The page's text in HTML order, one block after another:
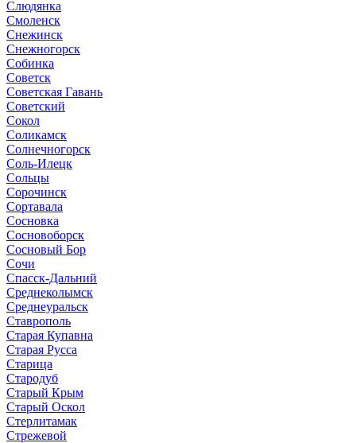
Слюдянка
Смоленск
Снежинск
Снежногорск
Собинка
Советск
Советская Гавань
Советский
Сокол
Соликамск
Солнечногорск
Соль-Илецк
Сольцы
Сорочинск
Сортавала
Сосновка
Сосновоборск
Сосновый Бор
Сочи
Спасск-Дальний
Среднеколымск
Среднеуральск
Ставрополь
Старая Купавна
Старая Русса
Старица
Стародуб
Старый Крым
Старый Оскол
Стерлитамак
Стрежевой